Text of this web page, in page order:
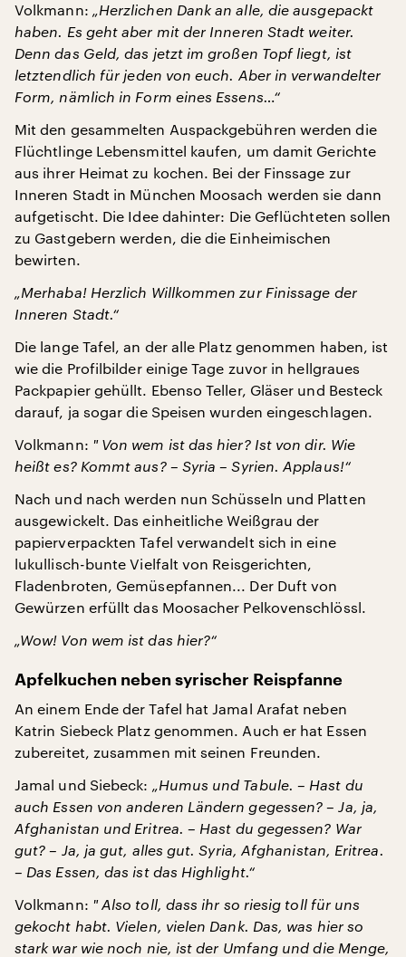
Volkmann: „Herzlichen Dank an alle, die ausgepackt
haben. Es geht aber mit der Inneren Stadt weiter.
Denn das Geld, das jetzt im großen Topf liegt, ist
letztendlich für jeden von euch. Aber in verwandelter
Form, nämlich in Form eines Essens…“
Mit den gesammelten Auspackgebühren werden die
Flüchtlinge Lebensmittel kaufen, um damit Gerichte
aus ihrer Heimat zu kochen. Bei der Finssage zur
Inneren Stadt in München Moosach werden sie dann
aufgetischt. Die Idee dahinter: Die Geflüchteten sollen
zu Gastgebern werden, die die Einheimischen
bewirten.
„Merhaba! Herzlich Willkommen zur Finissage der
Inneren Stadt.“
Die lange Tafel, an der alle Platz genommen haben, ist
wie die Profilbilder einige Tage zuvor in hellgraues
Packpapier gehüllt. Ebenso Teller, Gläser und Besteck
darauf, ja sogar die Speisen wurden eingeschlagen.
Volkmann: " Von wem ist das hier? Ist von dir. Wie
heißt es? Kommt aus? – Syria – Syrien. Applaus!“
Nach und nach werden nun Schüsseln und Platten
ausgewickelt. Das einheitliche Weißgrau der
papierverpackten Tafel verwandelt sich in eine
lukullisch-bunte Vielfalt von Reisgerichten,
Fladenbroten, Gemüsepfannen... Der Duft von
Gewürzen erfüllt das Moosacher Pelkovenschlössl.
„Wow! Von wem ist das hier?“
Apfelkuchen neben syrischer Reispfanne
An einem Ende der Tafel hat Jamal Arafat neben
Katrin Siebeck Platz genommen. Auch er hat Essen
zubereitet, zusammen mit seinen Freunden.
Jamal und Siebeck: „Humus und Tabule. – Hast du
auch Essen von anderen Ländern gegessen? – Ja, ja,
Afghanistan und Eritrea. – Hast du gegessen? War
gut? – Ja, ja gut, alles gut. Syria, Afghanistan, Eritrea.
– Das Essen, das ist das Highlight.“
Volkmann: " Also toll, dass ihr so riesig toll für uns
gekocht habt. Vielen, vielen Dank. Das, was hier so
stark war wie noch nie, ist der Umfang und die Menge,